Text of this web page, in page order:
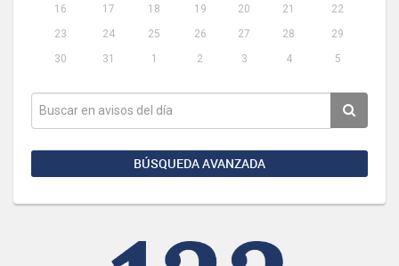
16
17 18 19 20 21
22
23
24 25 26 27 28
29
30
31 1 2 3 4 5
BÚSQUEDA AVANZADA